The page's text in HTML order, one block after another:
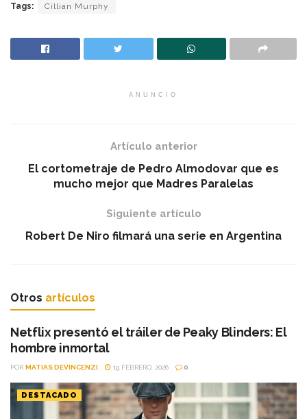
Tags: Cillian Murphy
ANUNCIO
Artículo anterior
El cortometraje de Pedro Almodovar que es
mucho mejor que Madres Paralelas
Siguiente artículo
Robert De Niro filmará una serie en Argentina
Otros artículos
Netflix presentó el tráiler de Peaky Blinders: El
hombre inmortal
POR MATIAS DEVINCENZI 19 FEBRERO, 2026 0
DESTACADO